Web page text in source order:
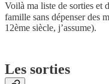
Voilà ma liste de sorties et
famille sans dépenser des
12ème siècle, j’assume).
Les sorties